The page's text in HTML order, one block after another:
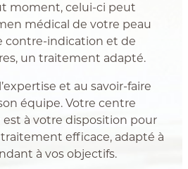
moment, celui-ci peut
médical de votre peau
contre-indication et de
un traitement adapté.
et au savoir-faire
équipe. Votre centre
est à votre disposition pour
efficace, adapté à
à vos objectifs.